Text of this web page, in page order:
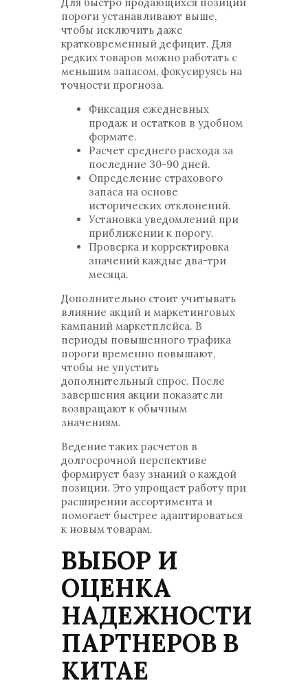
пороги устанавливают выше,
чтобы исключить даже
кратковременный дефицит. Для
редких товаров можно работать с
меньшим запасом, фокусируясь на
точности прогноза.
Фиксация ежедневных
продаж и остатков в удобном
формате.
Расчет среднего расхода за
последние 30-90 дней.
Определение страхового
запаса на основе
исторических отклонений.
Установка уведомлений при
приближении к порогу.
Проверка и корректировка
значений каждые два-три
месяца.
Дополнительно стоит учитывать
влияние акций и маркетинговых
кампаний маркетплейса. В
периоды повышенного трафика
пороги временно повышают,
чтобы не упустить
дополнительный спрос. После
завершения акции показатели
возвращают к обычным
значениям.
Ведение таких расчетов в
долгосрочной перспективе
формирует базу знаний о каждой
позиции. Это упрощает работу при
расширении ассортимента и
помогает быстрее адаптироваться
к новым товарам.
ВЫБОР И
ОЦЕНКА
НАДЕЖНОСТИ
ПАРТНЕРОВ В
КИТАЕ